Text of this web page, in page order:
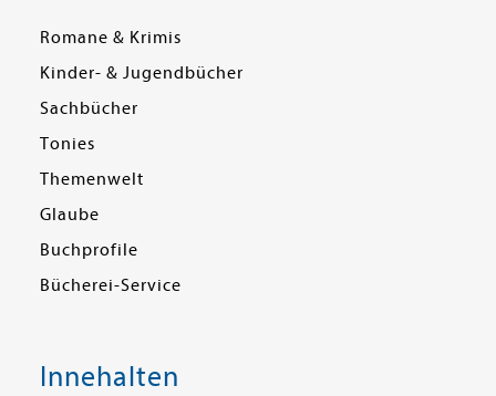
Romane & Krimis
Kinder- & Jugendbücher
Sachbücher
Tonies
Themenwelt
Glaube
Buchprofile
Bücherei-Service
Innehalten